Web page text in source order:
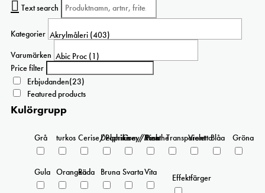
Text search
Kategorier
Varumärken
Price filter
Erbjudanden(23)
Featured products
Kulörgrupp
Grå turkos Cerise/Paprika
Delphinium/Menthe
Grey/Pink
Rosa Transparent
ViolettaBlåa Gröna
Gula OrangeaRöda Bruna SvartaVita
Effektfärger